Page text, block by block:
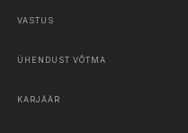
VASTUS
ÜHENDUST VÕTMA
KARJÄÄR